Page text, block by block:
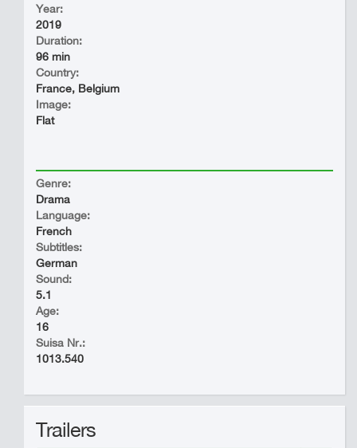
Year:
2019
Duration:
96 min
Country:
France, Belgium
Image:
Flat
Genre:
Drama
Language:
French
Subtitles:
German
Sound:
5.1
Age:
16
Suisa Nr.:
1013.540
Trailers